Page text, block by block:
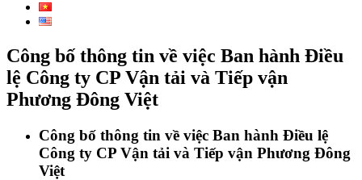
Công bố thông tin về việc Ban hành Điều
lệ Công ty CP Vận tải và Tiếp vận
Phương Đông Việt
Công bố thông tin về việc Ban hành Điều lệ
Công ty CP Vận tải và Tiếp vận Phương Đông
Việt